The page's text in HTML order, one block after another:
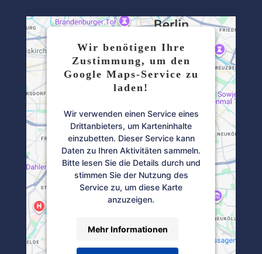
Wir benötigen Ihre
Zustimmung, um den
Google Maps-Service zu
laden!
Wir verwenden einen Service eines
Drittanbieters, um Karteninhalte
einzubetten. Dieser Service kann
Daten zu Ihren Aktivitäten sammeln.
Bitte lesen Sie die Details durch und
stimmen Sie der Nutzung des
Service zu, um diese Karte
anzuzeigen.
Mehr Informationen